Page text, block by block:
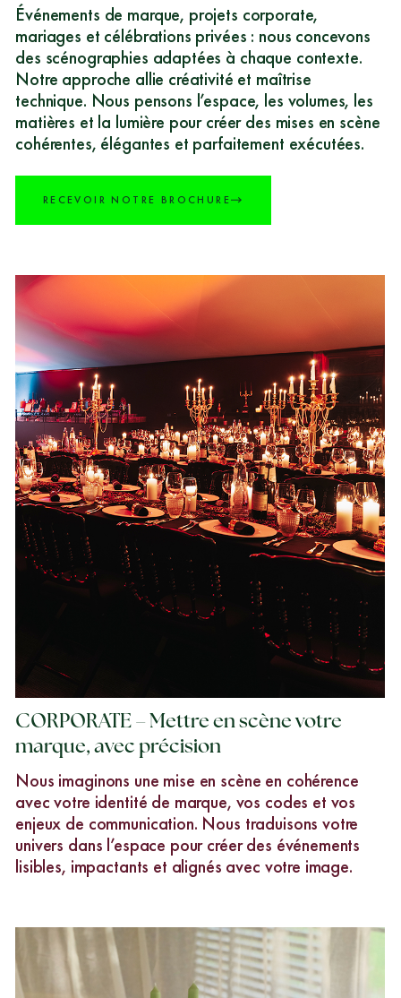
Événements de marque, projets corporate,
mariages et célébrations privées : nous concevons
des scénographies adaptées à chaque contexte.
Notre approche allie créativité et maîtrise
technique. Nous pensons l’espace, les volumes, les
matières et la lumière pour créer des mises en scène
cohérentes, élégantes et parfaitement exécutées.
RECEVOIR NOTRE BROCHURE
CORPORATE – Mettre en scène votre
marque, avec précision
Nous imaginons une mise en scène en cohérence
avec votre identité de marque, vos codes et vos
enjeux de communication. Nous traduisons votre
univers dans l’espace pour créer des événements
lisibles, impactants et alignés avec votre image.